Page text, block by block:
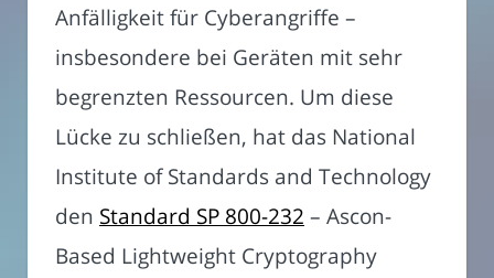
Anfälligkeit für Cyberangriffe –
insbesondere bei Geräten mit sehr
begrenzten Ressourcen. Um diese
Lücke zu schließen, hat das National
Institute of Standards and Technology
den Standard SP 800-232 – Ascon-
Based Lightweight Cryptography